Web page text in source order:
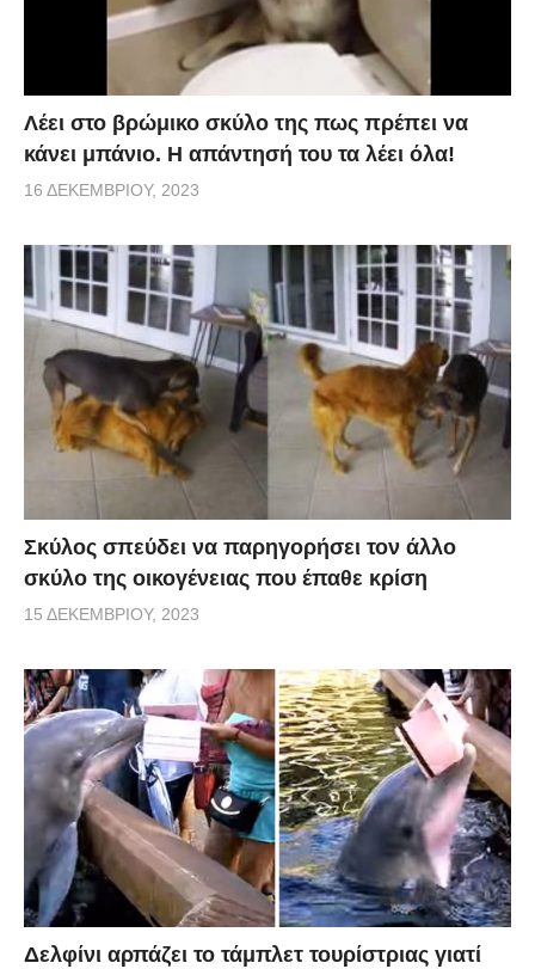
Λέει στο βρώμικο σκύλο της πως πρέπει να
κάνει μπάνιο. Η απάντησή του τα λέει όλα!
16 ΔΕΚΕΜΒΡΊΟΥ, 2023
Σκύλος σπεύδει να παρηγορήσει τον άλλο
σκύλο της οικογένειας που έπαθε κρίση
15 ΔΕΚΕΜΒΡΊΟΥ, 2023
Δελφίνι αρπάζει το τάμπλετ τουρίστριας γιατί